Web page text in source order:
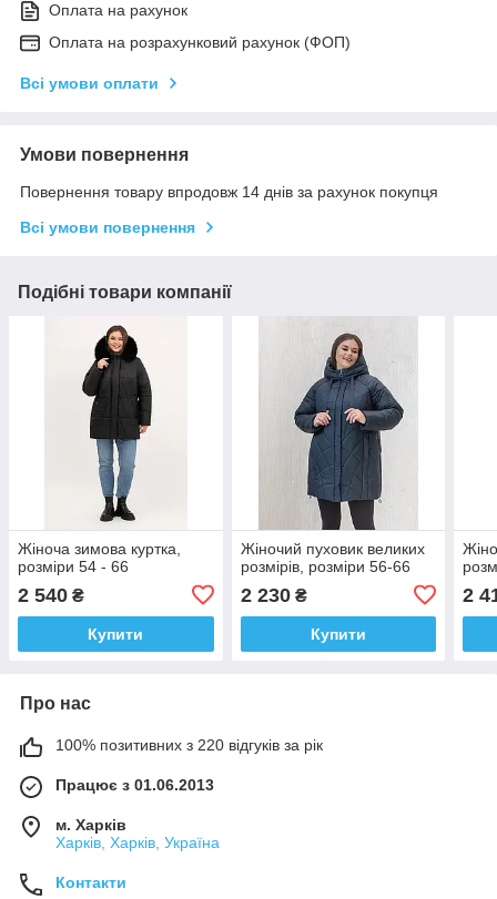
Оплата на рахунок
Оплата на розрахунковий рахунок (ФОП)
Всі умови оплати
Умови повернення
Повернення товару впродовж 14 днів за рахунок покупця
Всі умови повернення
Подібні товари компанії
Жіноча зимова куртка,
розміри 54 - 66
2 540 ₴
Купити
Жіночий пуховик великих
розмірів, розміри 56-66
2 230₴
Купити
2
Про нас
100% позитивних з 220 відгуків за рік
Працює з 01.06.2013
м. Харків
Харків, Харків, Україна
Контакти